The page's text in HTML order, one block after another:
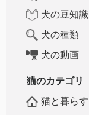
犬の豆知識
犬の種類
犬の動画
猫のカテゴリ
猫と暮らす